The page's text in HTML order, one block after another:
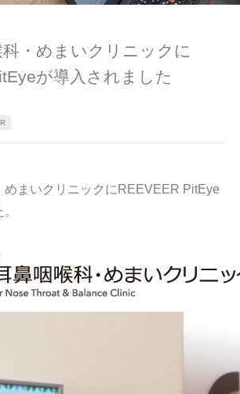
・めまいクリニックに
が導入されました
めまいクリニックにREEVEER PitEye